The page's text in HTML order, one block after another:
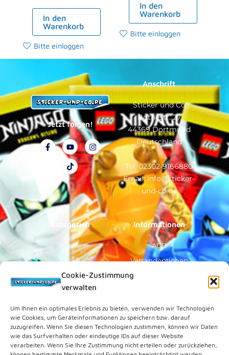
Cookie-Zustimmung
verwalten
Um Ihnen ein optimales Erlebnis zu bieten, verwenden wir Technologien
wie Cookies, um Geräteinformationen zu speichern bzw. darauf
zuzugreifen. Wenn Sie diesen Technologien zustimmen, können wir Daten
wie das Surfverhalten oder eindeutige IDs auf dieser Website
verarbeiten. Wenn Sie Ihre Zustimmung nicht erteilen oder zurückziehen,
In den
Warenkorb
Bitte einloggen
In den
Warenkorb
Bitte einloggen
Jetzt folgen!
F
a
k
-
f
Y
o
u
t
u
b
e
I
n
s
t
a
g
r
a
m
T
i
k
t
o
k
Anschrift
Sticker und Co
Bothestr. 27
44369 Dortmund
Deutschland
Tel: 02302-9166880
Email: info@sticker-
und-co.de
Kategorien
Panini
Topps
Blue Ocean
Sammelfiguren
Vorverkauf
Informationen
AGB
Versandoptionen
Zahlungsoptionen
Über Uns
Rechtliches
Kundenkonto